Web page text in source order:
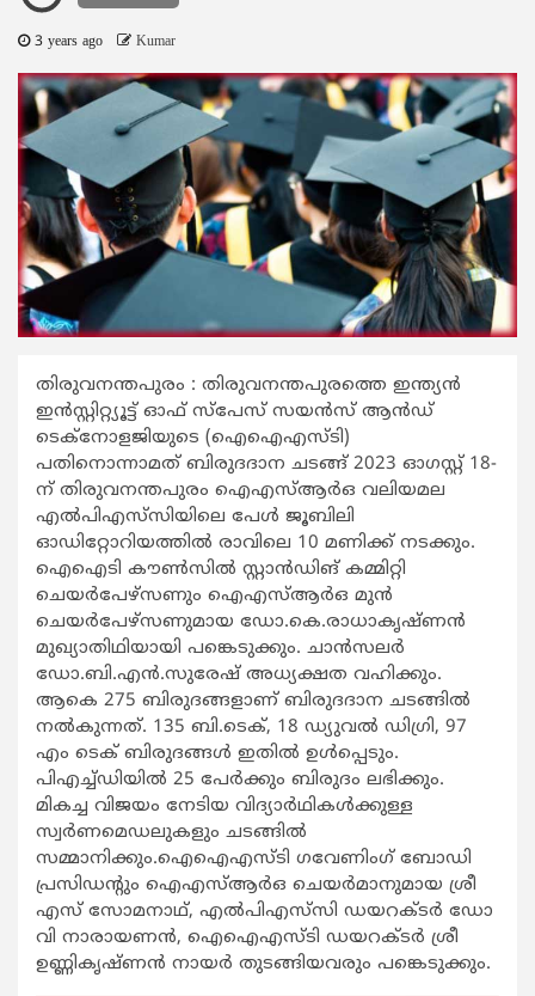
3 years ago Kumar
തിരുവനന്തപുരം : തിരുവനന്തപുരത്തെ ഇന്ത്യൻ
ഇൻസ്റ്റിറ്റ്യൂട്ട് ഓഫ് സ്‌പേസ് സയൻസ് ആൻഡ്
ടെക്‌നോളജിയുടെ (ഐഐഎസ്‌ടി)
പതിനൊന്നാമത് ബിരുദദാന ചടങ്ങ് 2023 ഓഗസ്റ്റ് 18-
ന് തിരുവനന്തപുരം ഐഎസ്ആർഒ വലിയമല
എൽപിഎസ്‌സിയിലെ പേൾ ജൂബിലി
ഓഡിറ്റോറിയത്തിൽ രാവിലെ 10 മണിക്ക് നടക്കും.
ഐഐടി കൗൺസിൽ സ്റ്റാൻഡിങ് കമ്മിറ്റി
ചെയർപേഴ്സണും ഐഎസ്ആർഒ മുൻ
ചെയർപേഴ്സണുമായ ഡോ.കെ.രാധാകൃഷ്ണൻ
മുഖ്യാതിഥിയായി പങ്കെടുക്കും. ചാൻസലർ
ഡോ.ബി.എൻ.സുരേഷ് അധ്യക്ഷത വഹിക്കും.
ആകെ 275 ബിരുദങ്ങളാണ് ബിരുദദാന ചടങ്ങിൽ
നൽകുന്നത്. 135 ബി.ടെക്, 18 ഡ്യുവൽ ഡിഗ്രി, 97
എം ടെക് ബിരുദങ്ങൾ ഇതിൽ ഉൾപ്പെടും.
പിഎച്ച്ഡിയിൽ 25 പേർക്കും ബിരുദം ലഭിക്കും.
മികച്ച വിജയം നേടിയ വിദ്യാർഥികൾക്കുള്ള
സ്വർണമെഡലുകളും ചടങ്ങിൽ
സമ്മാനിക്കും.ഐഐഎസ്‌ടി ഗവേണിംഗ് ബോഡി
പ്രസിഡന്റും ഐഎസ്ആർഒ ചെയർമാനുമായ ശ്രീ
എസ് സോമനാഥ്, എൽപിഎസ്‌സി ഡയറക്ടർ ഡോ
വി നാരായണൻ, ഐഐഎസ്‌ടി ഡയറക്ടർ ശ്രീ
ഉണ്ണികൃഷ്ണൻ നായർ തുടങ്ങിയവരും പങ്കെടുക്കും.